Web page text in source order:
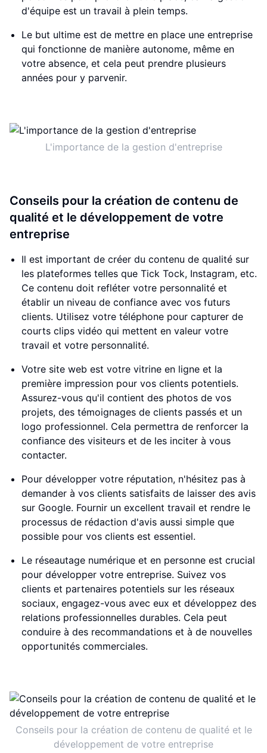
d'équipe est un travail à plein temps.
Le but ultime est de mettre en place une entreprise
qui fonctionne de manière autonome, même en
votre absence, et cela peut prendre plusieurs
années pour y parvenir.
L'importance de la gestion d'entreprise
Conseils pour la création de contenu de
qualité et le développement de votre
entreprise
Il est important de créer du contenu de qualité sur
les plateformes telles que Tick Tock, Instagram, etc.
Ce contenu doit refléter votre personnalité et
établir un niveau de confiance avec vos futurs
clients. Utilisez votre téléphone pour capturer de
courts clips vidéo qui mettent en valeur votre
travail et votre personnalité.
Votre site web est votre vitrine en ligne et la
première impression pour vos clients potentiels.
Assurez-vous qu'il contient des photos de vos
projets, des témoignages de clients passés et un
logo professionnel. Cela permettra de renforcer la
confiance des visiteurs et de les inciter à vous
contacter.
Pour développer votre réputation, n'hésitez pas à
demander à vos clients satisfaits de laisser des avis
sur Google. Fournir un excellent travail et rendre le
processus de rédaction d'avis aussi simple que
possible pour vos clients est essentiel.
Le réseautage numérique et en personne est crucial
pour développer votre entreprise. Suivez vos
clients et partenaires potentiels sur les réseaux
sociaux, engagez-vous avec eux et développez des
relations professionnelles durables. Cela peut
conduire à des recommandations et à de nouvelles
opportunités commerciales.
Conseils pour la création de contenu de qualité et le
développement de votre entreprise